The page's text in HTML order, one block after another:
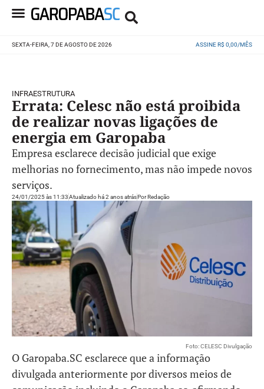
SEXTA-FEIRA, 7 DE AGOSTO DE 2026 ASSINE R$ 0,00/MÊS
INFRAESTRUTURA
Errata: Celesc não está proibida
de realizar novas ligações de
energia em Garopaba
Empresa esclarece decisão judicial que exige
melhorias no fornecimento, mas não impede novos
serviços.
24/01/2025 às 11:33Atualizado há 2 anos atrásPorRedação
Foto: CELESC Divulgação
O Garopaba.SC esclarece que a informação
divulgada anteriormente por diversos meios de